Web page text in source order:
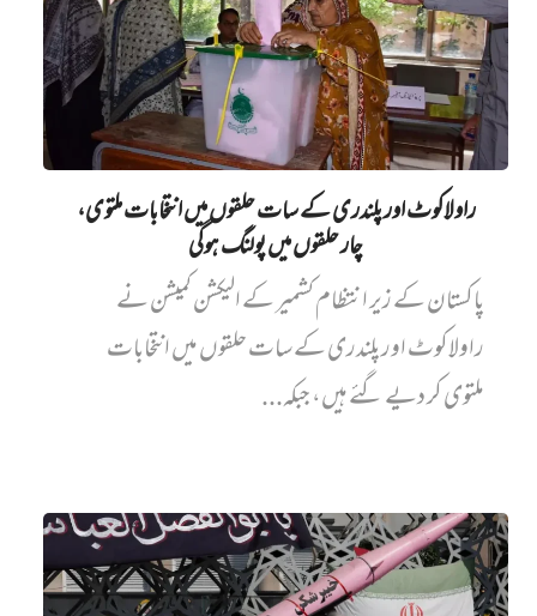
راولاکوٹ اور پلندری کے سات حلقوں میں انتخابات ملتوی،
چار حلقوں میں پولنگ ہوگی
پاکستان کے زیر انتظام کشمیر کے الیکشن کمیشن نے
راولاکوٹ اور پلندری کے سات حلقوں میں انتخابات
ملتوی کر دیے گئے ہیں، جبکہ...